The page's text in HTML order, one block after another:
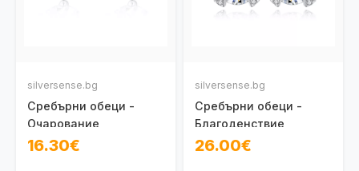
silversense.bg
Сребърни обеци -
Очарование
16.30€
silversense.bg
Сребърни обеци -
Благоденствие
26.00€